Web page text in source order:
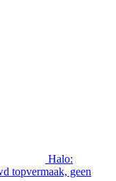
Halo:
topvermaak, geen